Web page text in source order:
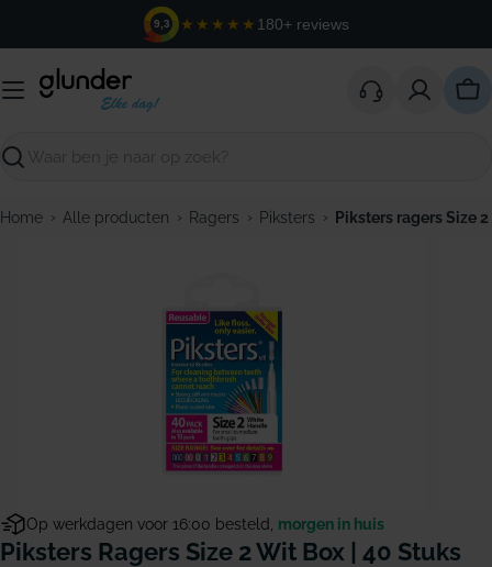
inhoud
9,3 ★★★★★ 180+ reviews
Zoeken
Home › Alle producten › Ragers › Piksters › Piksters ragers Size
Open media 0 in modaal venster
Op werkdagen voor 16:00 besteld, morgen in huis
Piksters Ragers Size 2 Wit Box | 40 Stuks